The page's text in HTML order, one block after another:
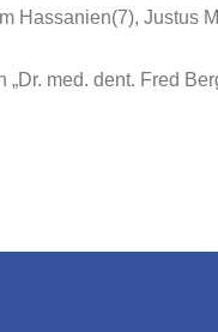
Hassanien(7), Justus
med. dent. Fred